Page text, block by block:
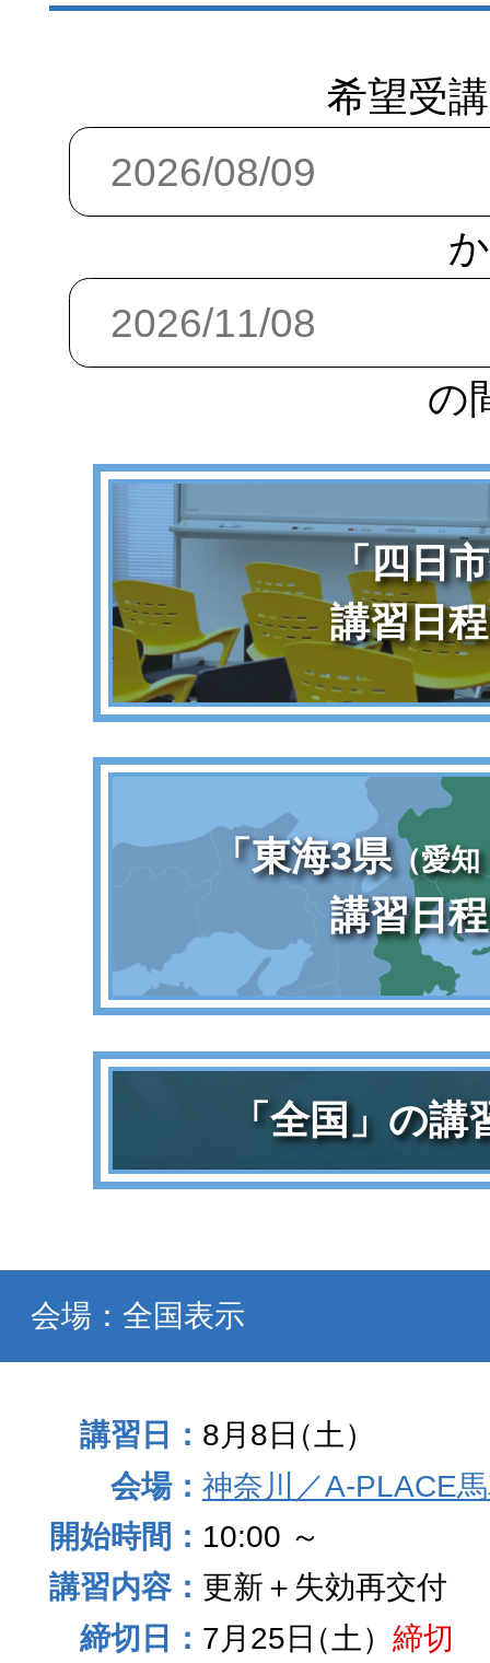
希望受
の
「四日
講習日
「東海3県（愛知
講習日
「全国」の
会場：全国表示
8月8日（土）
神奈川／A-PLACE
10:00 ～
更新＋失効再交付
7月25日（土） 締切